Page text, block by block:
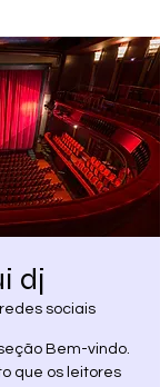
dj
redes sociais
Bem-vindo.
que os leitores